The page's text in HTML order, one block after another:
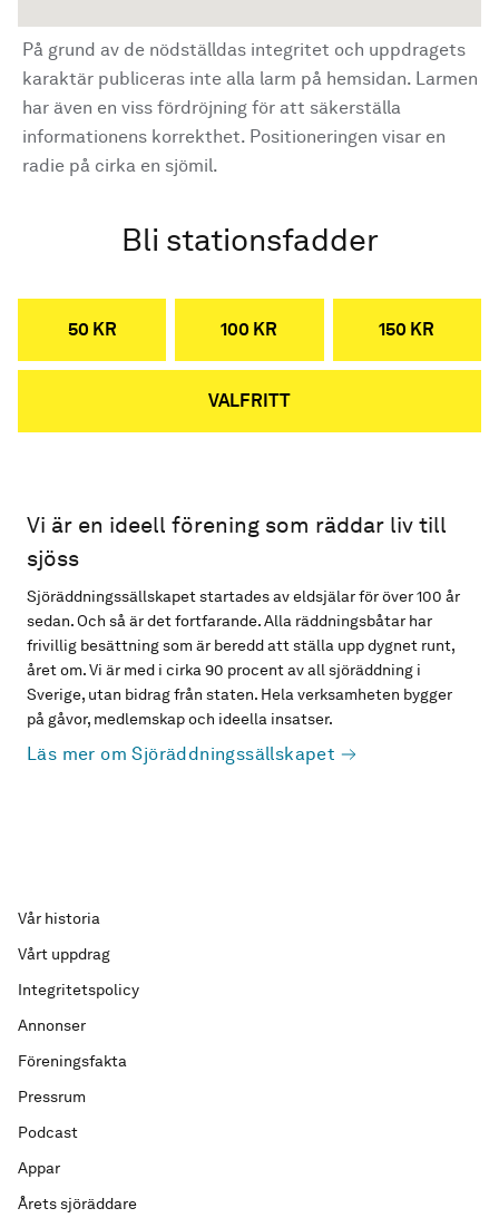
På grund av de nödställdas integritet och uppdragets
karaktär publiceras inte alla larm på hemsidan. Larmen
har även en viss fördröjning för att säkerställa
informationens korrekthet. Positioneringen visar en
radie på cirka en sjömil.
Bli stationsfadder
50 KR 100 KR 150 KR
VALFRITT
Vi är en ideell förening som räddar liv till
sjöss
Sjöräddningssällskapet startades av eldsjälar för över 100 år
sedan. Och så är det fortfarande. Alla räddningsbåtar har
frivillig besättning som är beredd att ställa upp dygnet runt,
året om. Vi är med i cirka 90 procent av all sjöräddning i
Sverige, utan bidrag från staten. Hela verksamheten bygger
på gåvor, medlemskap och ideella insatser.
Läs mer om Sjöräddningssällskapet
Vår historia
Vårt uppdrag
Integritetspolicy
Annonser
Föreningsfakta
Pressrum
Podcast
Appar
Årets sjöräddare